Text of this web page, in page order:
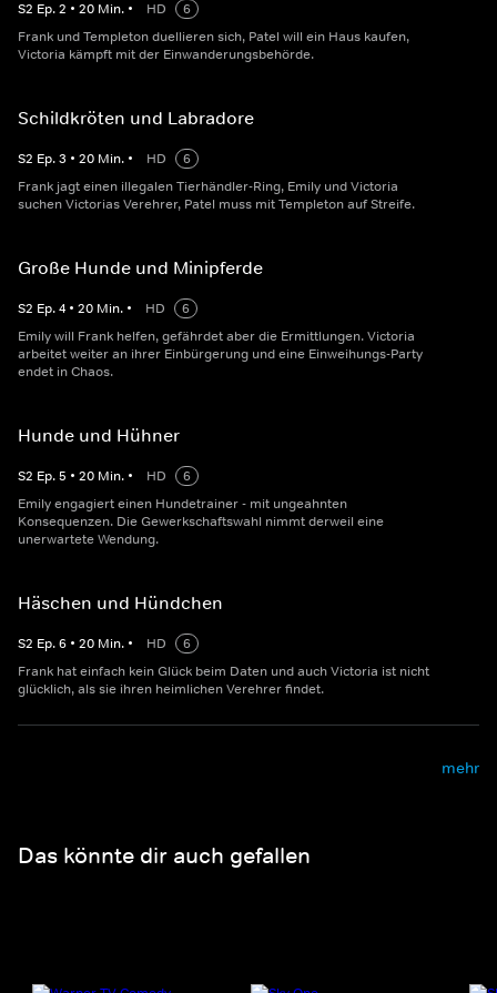
S2 Ep.2 • 20 Min. • HD
6
Frank und Templeton duellieren sich, Patel will ein Haus kaufen,
Victoria kämpft mit der Einwanderungsbehörde.
Schildkröten und Labradore
S2 Ep.3 • 20 Min. • HD
6
Frank jagt einen illegalen Tierhändler-Ring, Emily und Victoria
suchen Victorias Verehrer, Patel muss mit Templeton auf Streife.
Große Hunde und Minipferde
S2 Ep.4 • 20 Min. • HD
6
Emily will Frank helfen, gefährdet aber die Ermittlungen. Victoria
arbeitet weiter an ihrer Einbürgerung und eine Einweihungs-Party
endet in Chaos.
Hunde und Hühner
S2 Ep.5 • 20 Min. • HD
6
Emily engagiert einen Hundetrainer - mit ungeahnten
Konsequenzen. Die Gewerkschaftswahl nimmt derweil eine
unerwartete Wendung.
Häschen und Hündchen
S2 Ep.6 • 20 Min. • HD
6
Frank hat einfach kein Glück beim Daten und auch Victoria ist nicht
glücklich, als sie ihren heimlichen Verehrer findet.
mehr
Das könnte dir auch gefallen